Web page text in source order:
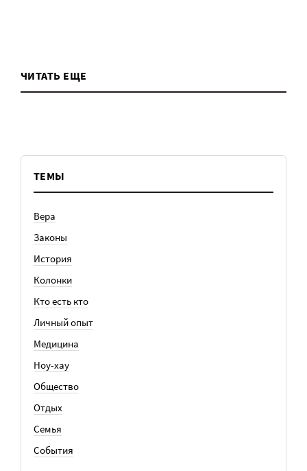
ЧИТАТЬ ЕЩЕ
ТЕМЫ
Вера
Законы
История
Колонки
Кто есть кто
Личный опыт
Медицина
Ноу-хау
Общество
Отдых
Семья
События